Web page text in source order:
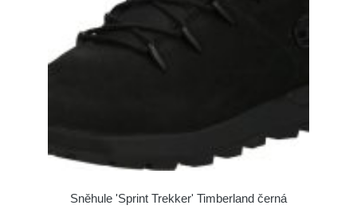
Sněhule 'Sprint Trekker' Timberland černá